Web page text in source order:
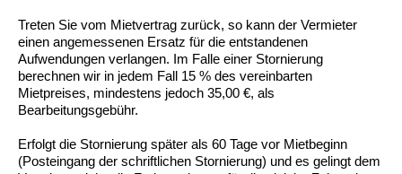
Treten Sie vom Mietvertrag zurück, so kann der Vermieter
einen angemessenen Ersatz für die entstandenen
Aufwendungen verlangen. Im Falle einer Stornierung
berechnen wir in jedem Fall 15 % des vereinbarten
Mietpreises, mindestens jedoch 35,00 €, als
Bearbeitungsgebühr.
Erfolgt die Stornierung später als 60 Tage vor Mietbeginn
(Posteingang der schriftlichen Stornierung) und es gelingt dem